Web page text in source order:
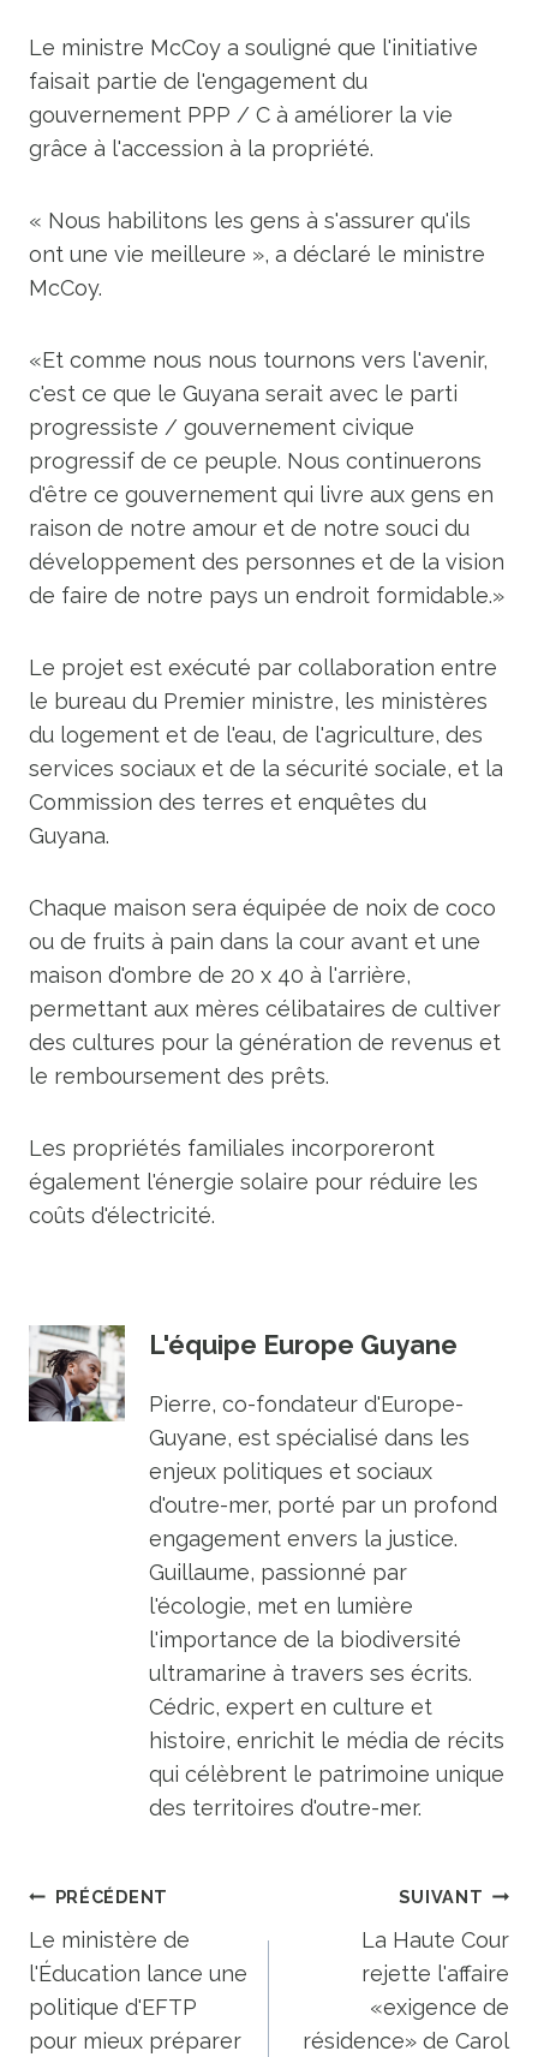
Le ministre McCoy a souligné que l'initiative
faisait partie de l'engagement du
gouvernement PPP / C à améliorer la vie
grâce à l'accession à la propriété.
« Nous habilitons les gens à s'assurer qu'ils
ont une vie meilleure », a déclaré le ministre
McCoy.
«Et comme nous nous tournons vers l'avenir,
c'est ce que le Guyana serait avec le parti
progressiste / gouvernement civique
progressif de ce peuple. Nous continuerons
d'être ce gouvernement qui livre aux gens en
raison de notre amour et de notre souci du
développement des personnes et de la vision
de faire de notre pays un endroit formidable.»
Le projet est exécuté par collaboration entre
le bureau du Premier ministre, les ministères
du logement et de l'eau, de l'agriculture, des
services sociaux et de la sécurité sociale, et la
Commission des terres et enquêtes du
Guyana.
Chaque maison sera équipée de noix de coco
ou de fruits à pain dans la cour avant et une
maison d'ombre de 20 x 40 à l'arrière,
permettant aux mères célibataires de cultiver
des cultures pour la génération de revenus et
le remboursement des prêts.
Les propriétés familiales incorporeront
également l'énergie solaire pour réduire les
coûts d'électricité.
L'équipe Europe Guyane
Pierre, co-fondateur d'Europe-
Guyane, est spécialisé dans les
enjeux politiques et sociaux
d'outre-mer, porté par un profond
engagement envers la justice.
Guillaume, passionné par
l'écologie, met en lumière
l'importance de la biodiversité
ultramarine à travers ses écrits.
Cédric, expert en culture et
histoire, enrichit le média de récits
qui célèbrent le patrimoine unique
des territoires d'outre-mer.
Navigation
de
l’article
PRÉCÉDENT
Le ministère de
l'Éducation lance une
politique d'EFTP
pour mieux préparer
SUIVANT
La Haute Cour
rejette l'affaire
«exigence de
résidence» de Carol